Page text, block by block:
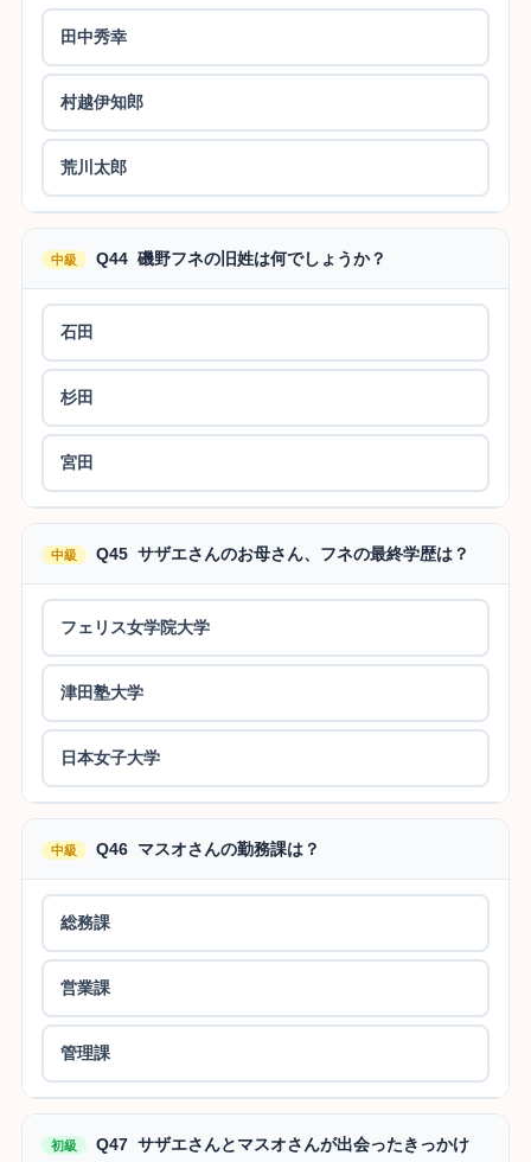
田中秀幸
村越伊知郎
荒川太郎
中級 Q44 磯野フネの旧姓は何でしょうか？
石田
杉田
宮田
中級 Q45 サザエさんのお母さん、フネの最終学歴は？
フェリス女学院大学
津田塾大学
日本女子大学
中級 Q46 マスオさんの勤務課は？
総務課
営業課
管理課
初級
Q47 サザエさんとマスオさんが出会ったきっかけ